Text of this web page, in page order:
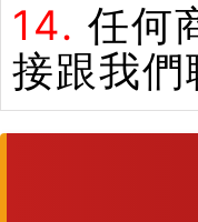
14. 任何
接跟我